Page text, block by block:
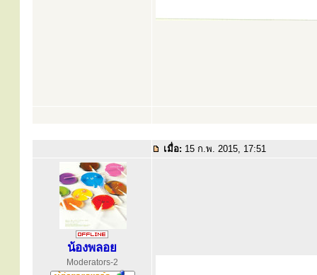
เมื่อ: 15 ก.พ. 2015, 17:51
น้องพลอย
Moderators-2